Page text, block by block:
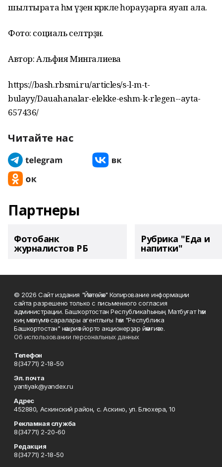
шылтырата һәм үҙенә кәрәкле һорауҙарға яуап ала.
Фото: социаль селтәрҙән.
Автор: Альфия Мингалиева
https://bash.rbsmi.ru/articles/s-l-m-t-
bulayy/Dauahanalar-elekke-eshm-k-rlegen--ayta-
657436/
Читайте нас
Партнеры
Фотобанк
журналистов РБ
Рубрика "Еда и
напитки"
© 2026 Сайт издания "Йәнтөйәк" Копирование информации
сайта разрешено только с письменного согласия
администрации. Башҡортостан Республикаһының Матбуғат һәм
киң мәғлүмәт саралары агентлығы һәм "Республика
Башкортостан" нәшриәт йорто акционерҙар йәмғиәте.
Об использовании персональных данных
Телефон
8(34771) 2-18-50
Эл. почта
yantiyak@yandex.ru
Адрес
452880, Аскинский район, с. Аскино, ул. Блюхера, 10
Рекламная служба
8(34771) 2-20-60
Редакция
8(34771) 2-18-50